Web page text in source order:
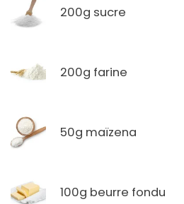
200g sucre
200g farine
50g maïzena
100g beurre fondu